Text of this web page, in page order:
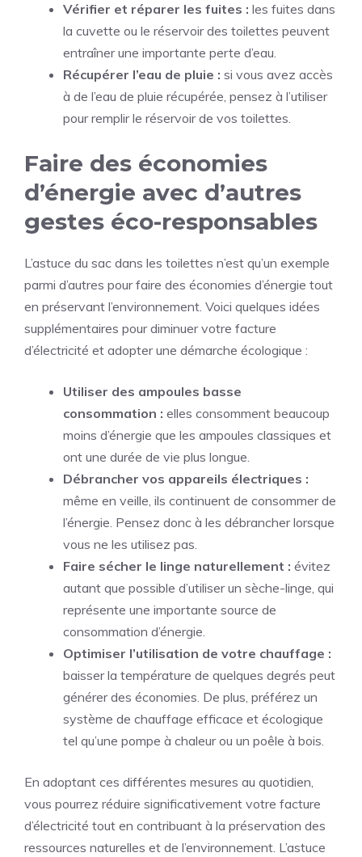
Vérifier et réparer les fuites : les fuites dans
la cuvette ou le réservoir des toilettes peuvent
entraîner une importante perte d’eau.
Récupérer l’eau de pluie : si vous avez accès
à de l’eau de pluie récupérée, pensez à l’utiliser
pour remplir le réservoir de vos toilettes.
Faire des économies
d’énergie avec d’autres
gestes éco-responsables
L’astuce du sac dans les toilettes n’est qu’un exemple
parmi d’autres pour faire des économies d’énergie tout
en préservant l’environnement. Voici quelques idées
supplémentaires pour diminuer votre facture
d’électricité et adopter une démarche écologique :
Utiliser des ampoules basse
consommation : elles consomment beaucoup
moins d’énergie que les ampoules classiques et
ont une durée de vie plus longue.
Débrancher vos appareils électriques :
même en veille, ils continuent de consommer de
l’énergie. Pensez donc à les débrancher lorsque
vous ne les utilisez pas.
Faire sécher le linge naturellement : évitez
autant que possible d’utiliser un sèche-linge, qui
représente une importante source de
consommation d’énergie.
Optimiser l’utilisation de votre chauffage :
baisser la température de quelques degrés peut
générer des économies. De plus, préférez un
système de chauffage efficace et écologique
tel qu’une pompe à chaleur ou un poêle à bois.
En adoptant ces différentes mesures au quotidien,
vous pourrez réduire significativement votre facture
d’électricité tout en contribuant à la préservation des
ressources naturelles et de l’environnement. L’astuce